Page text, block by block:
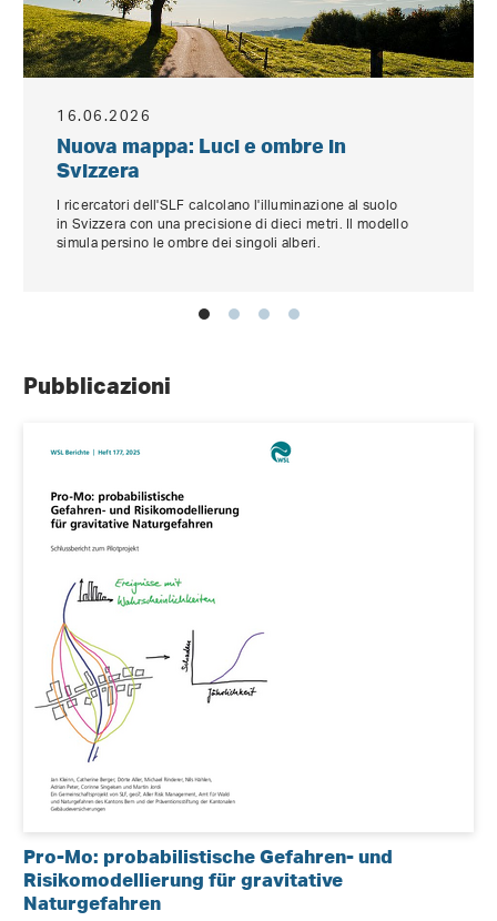
16.06.2026
Nuova mappa: Luci e ombre in
Svizzera
I ricercatori dell'SLF calcolano l'illuminazione al suolo
in Svizzera con una precisione di dieci metri. Il modello
simula persino le ombre dei singoli alberi.
Pubblicazioni
Pro-Mo: probabilistische Gefahren- und
Risikomodellierung für gravitative
Naturgefahren